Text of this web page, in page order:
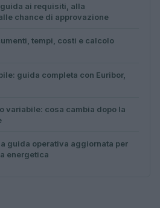
ai requisiti, alla
chance di approvazione
tempi, costi e calcolo
guida completa con Euribor,
variabile: cosa cambia dopo la
guida operativa aggiornata per
energetica